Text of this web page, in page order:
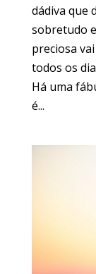
dádiva que
sobretudo
preciosa
todos os
Há uma
é...